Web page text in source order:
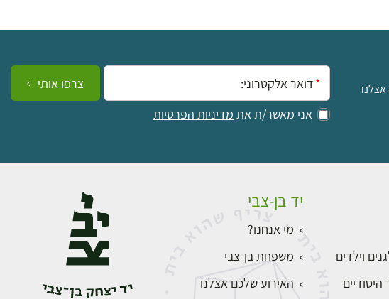
אימייל:
אני מאשר/ת את מדיניות הפרטיות
צרפו אותי
וילדים
יד בן-צבי
מי אנחנו?
משפחת בן־צבי
האירוע שלכם אצלנו